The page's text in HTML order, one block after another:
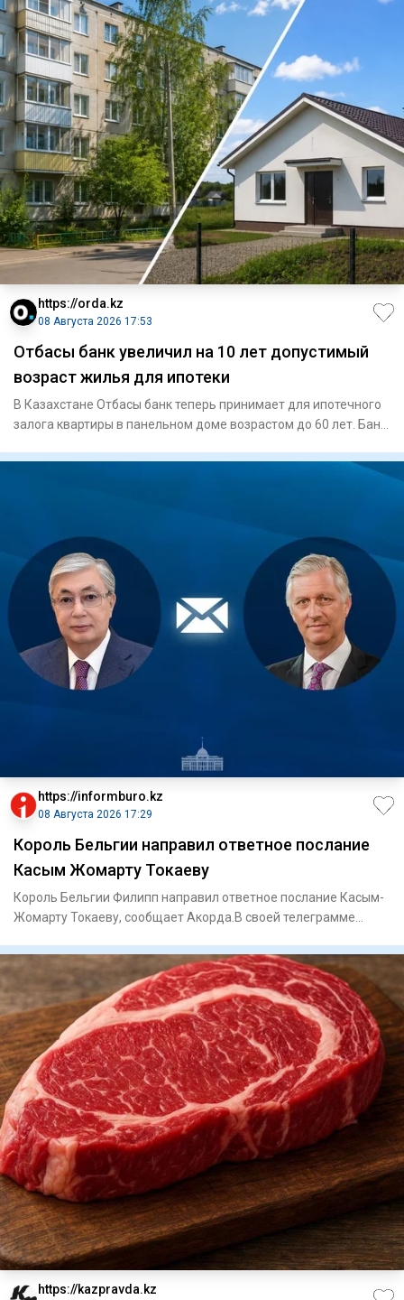
https://orda.kz
08 Августа 2026 17:53
Отбасы банк увеличил на 10 лет допустимый
возраст жилья для ипотеки
В Казахстане Отбасы банк теперь принимает для ипотечного
залога квартиры в панельном доме возрастом до 60 лет. Банк
https://informburo.kz
08 Августа 2026 17:29
Король Бельгии направил ответное послание
Касым Жомарту Токаеву
Король Бельгии Филипп направил ответное послание Касым-
Жомарту Токаеву, сообщает Акорда.В своей телеграмме
https://kazpravda.kz